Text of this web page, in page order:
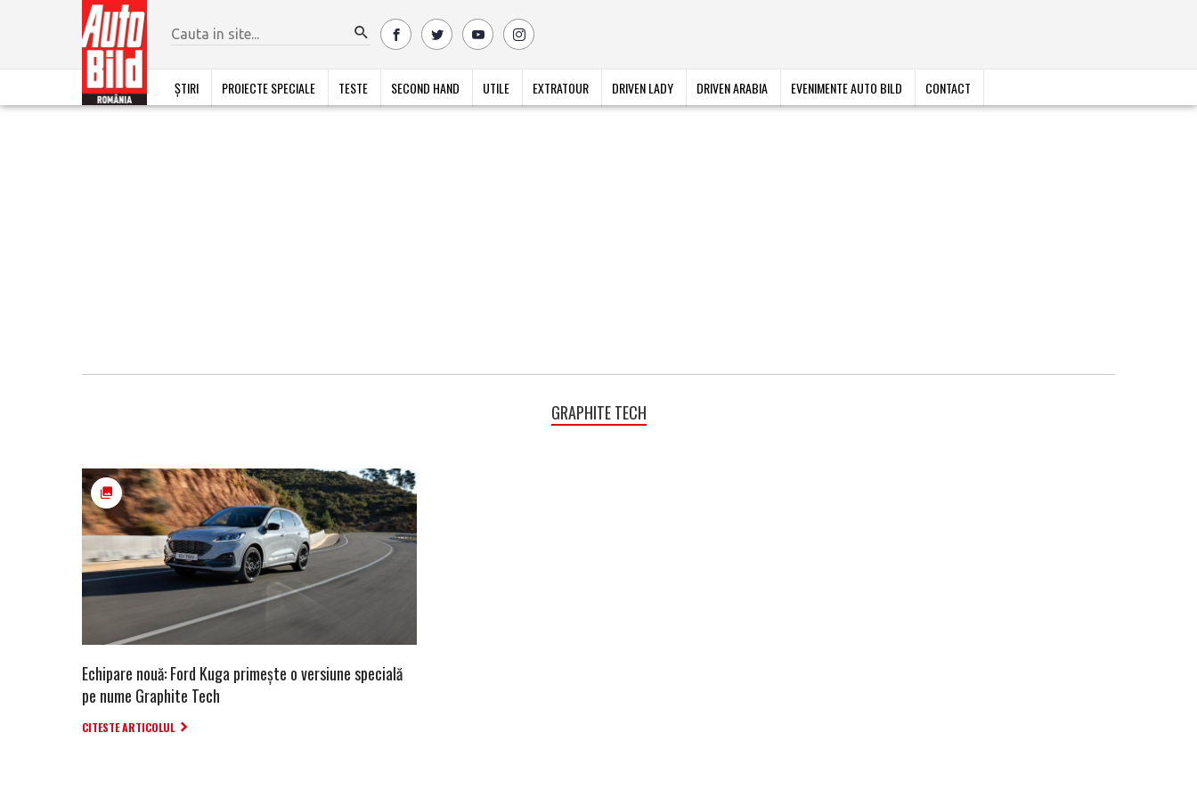
ȘTIRI PROIECTE SPECIALE TESTE SECOND HAND UTILE EXTRATOUR DRIVEN LADY DRIVEN ARABIA EVENIMENTE AUTO BILD CONTACT
GRAPHITE TECH
Echipare nouă: Ford Kuga primește o versiune specială
pe nume Graphite Tech
CITESTE ARTICOLUL